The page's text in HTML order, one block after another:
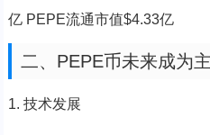
亿 PEPE流通市值$4.33亿
二、PEPE币未来成为
1. 技术发展